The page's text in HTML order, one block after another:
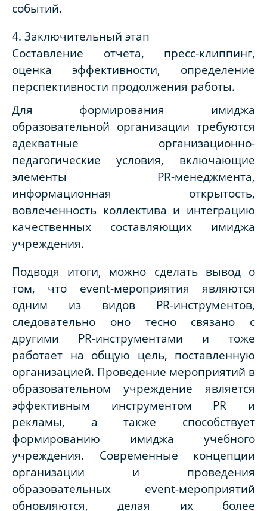
событий.
4. Заключительный этап
Составление отчета, пресс-клиппинг,
оценка эффективности, определение
перспективности продолжения работы.
Для формирования имиджа
образовательной организации требуются
адекватные организационно-
педагогические условия, включающие
элементы PR-менеджмента,
информационная открытость,
вовлеченность коллектива и интеграцию
качественных составляющих имиджа
учреждения.
Подводя итоги, можно сделать вывод о
том, что event-мероприятия являются
одним из видов PR-инструментов,
следовательно оно тесно связано с
другими PR-инструментами и тоже
работает на общую цель, поставленную
организацией. Проведение мероприятий в
образовательном учреждение является
эффективным инструментом PR и
рекламы, а также способствует
формированию имиджа учебного
учреждения. Современные концепции
организации и проведения
образовательных event-мероприятий
обновляются, делая их более